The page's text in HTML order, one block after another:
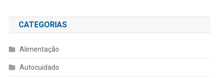
CATEGORIAS
Alimentação
Autocuidado